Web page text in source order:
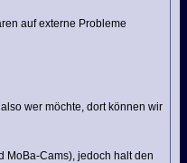
auf externe Probleme
wer möchte, dort können wir
MoBa-Cams), jedoch halt den